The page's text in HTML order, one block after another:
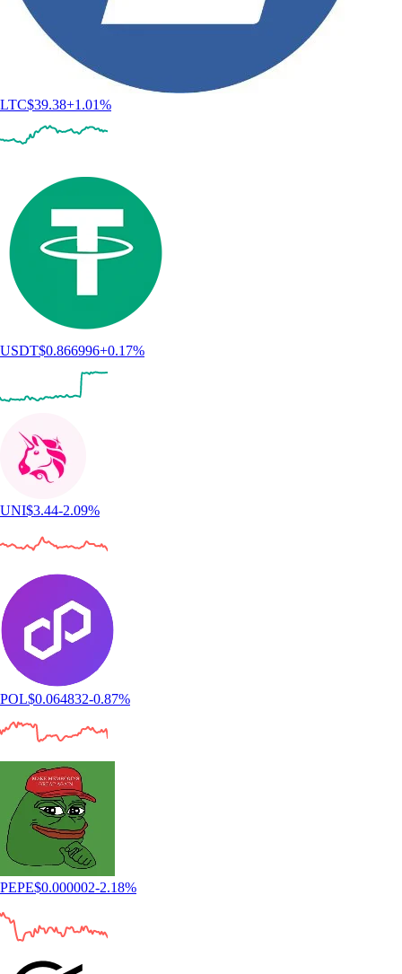
LTC$39.38+1.01%
USDT$0.866996+0.17%
UNI$3.44-2.09%
POL$0.064832-0.87%
PEPE$0.000002-2.18%